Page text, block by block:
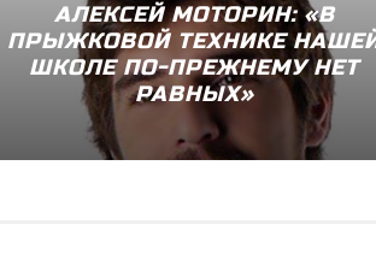
АЛЕКСЕЙ МОТОРИН: «В
ПРЫЖКОВОЙ ТЕХНИКЕ
ШКОЛЕ ПО-ПРЕЖНЕМУ НЕТ
РАВНЫХ»